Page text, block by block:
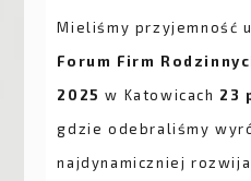
Mieliśmy przyjemność
Forum Firm
2025 w Katowicach 23
gdzie odebraliśmy
najdynamiczniej